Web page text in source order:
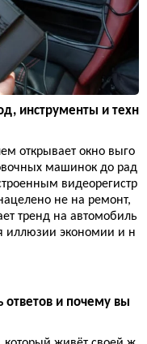
инструменты и техн
открывает окно выго
машинок до рад
видеорегистр
не на ремонт,
тренд на автомобиль
иллюзии экономии и н
и почему вы